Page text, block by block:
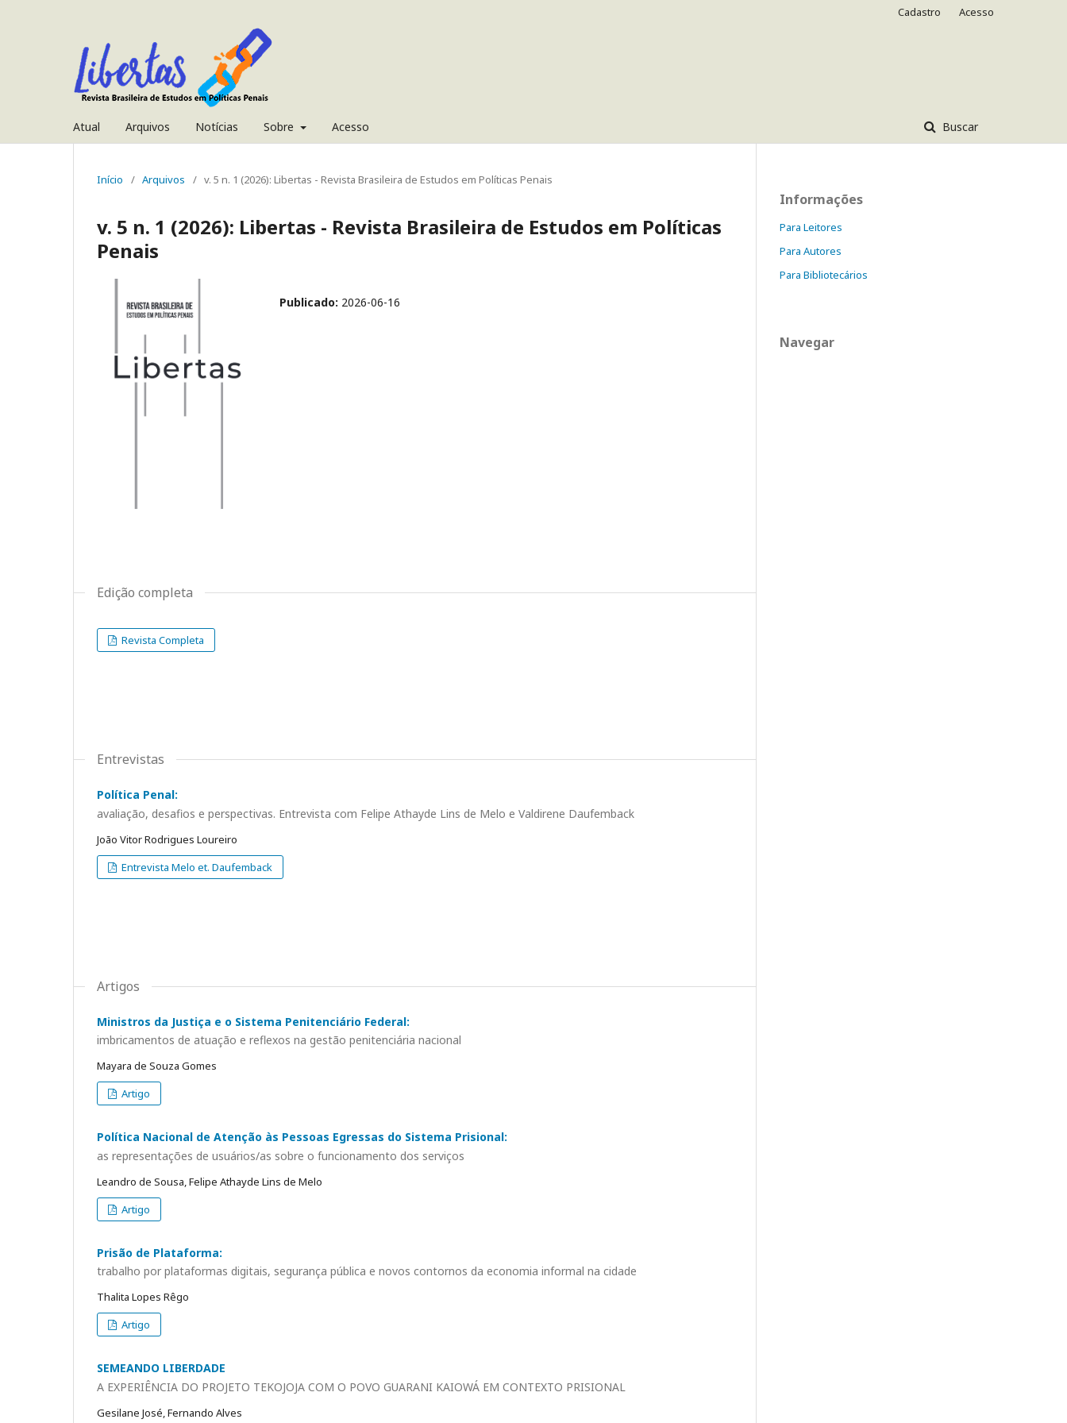
Atual Arquivos Notícias Sobre Acesso Buscar
Cadastro Acesso
Início / Arquivos / v. 5 n. 1 (2026): Libertas - Revista Brasileira de Estudos em Políticas Penais
v. 5 n. 1 (2026): Libertas - Revista Brasileira de Estudos em Políticas
Penais
Publicado: 2026-06-16
Edição completa
Revista Completa
Entrevistas
Política Penal:
avaliação, desafios e perspectivas. Entrevista com Felipe Athayde Lins de Melo e Valdirene Daufemback
João Vitor Rodrigues Loureiro
Entrevista Melo et. Daufemback
Artigos
Ministros da Justiça e o Sistema Penitenciário Federal:
imbricamentos de atuação e reflexos na gestão penitenciária nacional
Mayara de Souza Gomes
Artigo
Política Nacional de Atenção às Pessoas Egressas do Sistema Prisional:
as representações de usuários/as sobre o funcionamento dos serviços
Leandro de Sousa, Felipe Athayde Lins de Melo
Artigo
Prisão de Plataforma:
trabalho por plataformas digitais, segurança pública e novos contornos da economia informal na cidade
Thalita Lopes Rêgo
Artigo
SEMEANDO LIBERDADE
A EXPERIÊNCIA DO PROJETO TEKOJOJA COM O POVO GUARANI KAIOWÁ EM CONTEXTO PRISIONAL
Gesilane José, Fernando Alves
Informações
Para Leitores
Para Autores
Para Bibliotecários
Navegar